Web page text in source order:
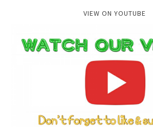
VIEW ON YOUTUBE